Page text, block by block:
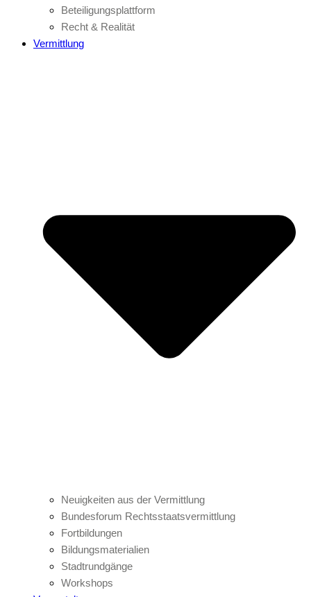
Beteiligungsplattform
Recht & Realität
Vermittlung
Neuigkeiten aus der Vermittlung
Bundesforum Rechtsstaatsvermittlung
Fortbildungen
Bildungsmaterialien
Stadtrundgänge
Workshops